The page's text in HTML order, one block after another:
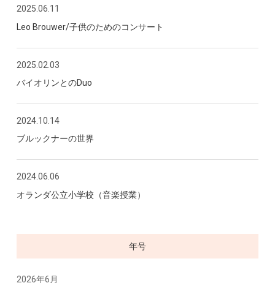
2025.06.11
Leo Brouwer/子供のためのコンサート
2025.02.03
バイオリンとのDuo
2024.10.14
ブルックナーの世界
2024.06.06
オランダ公立小学校（音楽授業）
年号
2026年6月